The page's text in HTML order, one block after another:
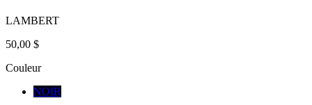
LAMBERT
50,00 $
Couleur
NOIR